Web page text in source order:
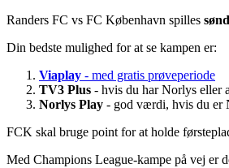
Randers FC vs FC København spilles
Din bedste mulighed for at se kampen er:
Viaplay - med gratis prøveperiode
TV3 Plus - hvis du har Norlys eller
Norlys Play - god værdi, hvis du er
FCK skal bruge point for at holde
Med Champions League-kampe på vej er